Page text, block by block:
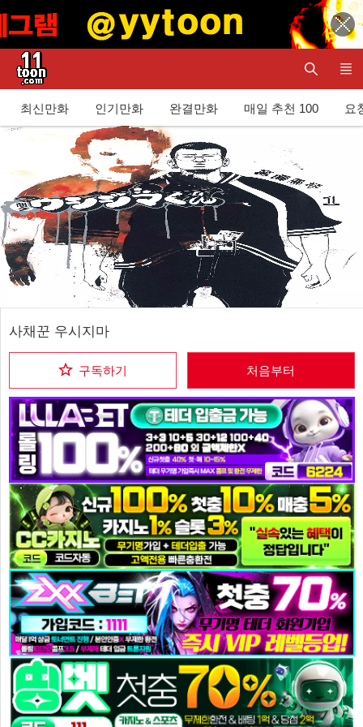
최신만화 인기만화 완결만화 매일 추천 100 요
사채꾼 우시지마
구독하기 처음부터